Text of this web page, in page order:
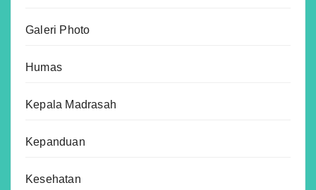
Galeri Photo
Humas
Kepala Madrasah
Kepanduan
Kesehatan